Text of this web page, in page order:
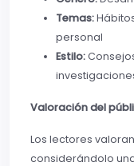
Temas:
personal
Estilo:
Valoración del
Los lectores
considerándolo